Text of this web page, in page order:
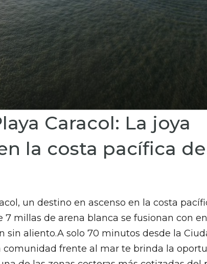
Caracol: La joya
la costa pacífica de
un destino en ascenso en la costa
7 millas de arena blanca se fusionan con
sin aliento.A solo 70 minutos desde la
comunidad frente al mar te brinda la